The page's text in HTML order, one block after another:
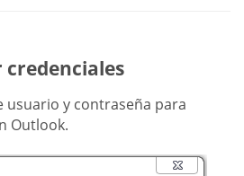
credenciales
usuario y contraseña para
Outlook.